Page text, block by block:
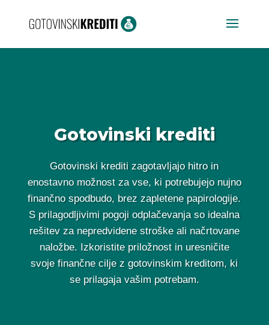
Gotovinski krediti
Gotovinski krediti zagotavljajo hitro in
enostavno možnost za vse, ki potrebujejo nujno
finančno spodbudo, brez zapletene papirologije.
S prilagodljivimi pogoji odplačevanja so idealna
rešitev za nepredvidene stroške ali načrtovane
naložbe. Izkoristite priložnost in uresničite
svoje finančne cilje z gotovinskim kreditom, ki
se prilagaja vašim potrebam.